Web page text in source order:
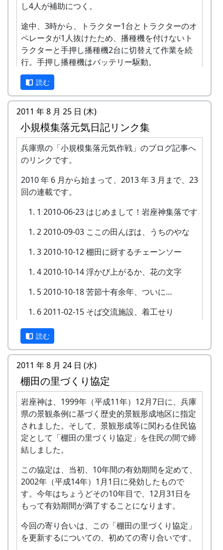
し4人が補助につく。
途中、3時から、トラクター1台とトラクターのオ
ペレータが1人抜けたため、播種機を付けないト
ラクターと手押し播種機2台に切替えて作業を続
行。手押し播種機はバッテリー駆動。
午後5時までに、全体の半分ぐらいを完了。残り
は明日の事にする。
いつものように、鶏肉のバーベキューとビールで
慰労会。
読む
2011 年 8 月 25 日 (木)
小規模集落元気日記リンク集
兵庫県の「小規模集落元気作戦」のブログ記事へ
のリンクです。
2010 年 6 月から始まって、2013 年 3 月まで、23
回の連載です。
1 2010-06-23 はじめまして！岩座神集落です
2 2010-09-03 ここの田んぼは、うちのやな
3 2010-10-12 棚田に谺するチェーンソー
4 2010-10-14 浮かび上がるか、花の文字
5 2010-10-18 苦節十有余年、ついに…
6 2011-02-15 そば交流施設、着工せり
7 2011-02-17 今こそ考えよう、むらの１０年
後
8 2011-03-10 「美の里づくりコンクール審査
会 特別賞」に輝きました
9 2011-05-12 そば交流施設、完成！
10 2011-08-10 棚田に映える空色ポロシャツ
11 2011-09-15 この台風はえらかった
12 2011-11-07 大学生、棚田の里でフィール
ドワーク
13 2012-01-12 大学生の提言を踏まえて
14 2012-01-30 オーナーさんの正月準備
15 2012-02-29 大学生提案の具体化へ、一歩
ずつ前進
読む
2011 年 8 月 24 日 (水)
棚田の里づくり協定
岩座神は、1999年（平成11年）12月7日に、兵庫
県の景観条例に基づく歴史的景観形成地区に指定
されました。そして、景観形成等に関わる住民協
定として「棚田の里づくり協定」を住民の間で締
結しました。
この協定は、当初、10年間の有効期間を定めて、
2002年（平成14年）1月1日に発効したもので
す。今年はちょうどその10年目で、12月31日を
もって有効期間が満了することになります。
今回の寄り合いは、この「棚田の里づくり協定」
を更新するについての、初めての寄り合いです。